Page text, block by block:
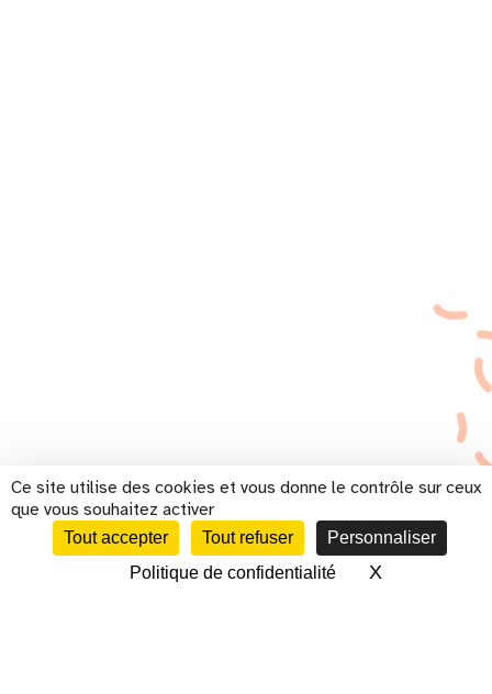
Ce site utilise des cookies et vous donne le contrôle sur ceux
que vous souhaitez activer
Tout accepter Tout refuser
Personnaliser
Politique de confidentialité
XMasquer le
CALENDRIER